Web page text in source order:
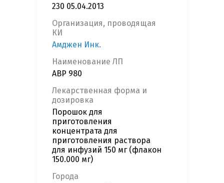
230 05.04.2013
Организация, проводящая
КИ
Амджен Инк.
Наименование ЛП
ABP 980
Лекарственная форма и
дозировка
Порошок для
приготовления
концентрата для
приготовления раствора
для инфузий 150 мг (флакон
150.000 мг)
Города